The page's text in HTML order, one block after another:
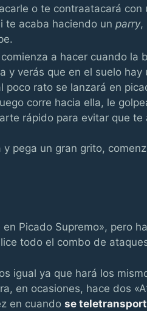
o te contraatacará
te acaba haciendo unparry,
a hacer cuando la
y verás que en el suelo
poco rato se lanzará en
corre hacia ella, le
rápido para evitar que te
pega un gran grito,
Picado Supremo», pero
todo el combo de
igual ya que hará los
en ocasiones, hace dos
en cuando se